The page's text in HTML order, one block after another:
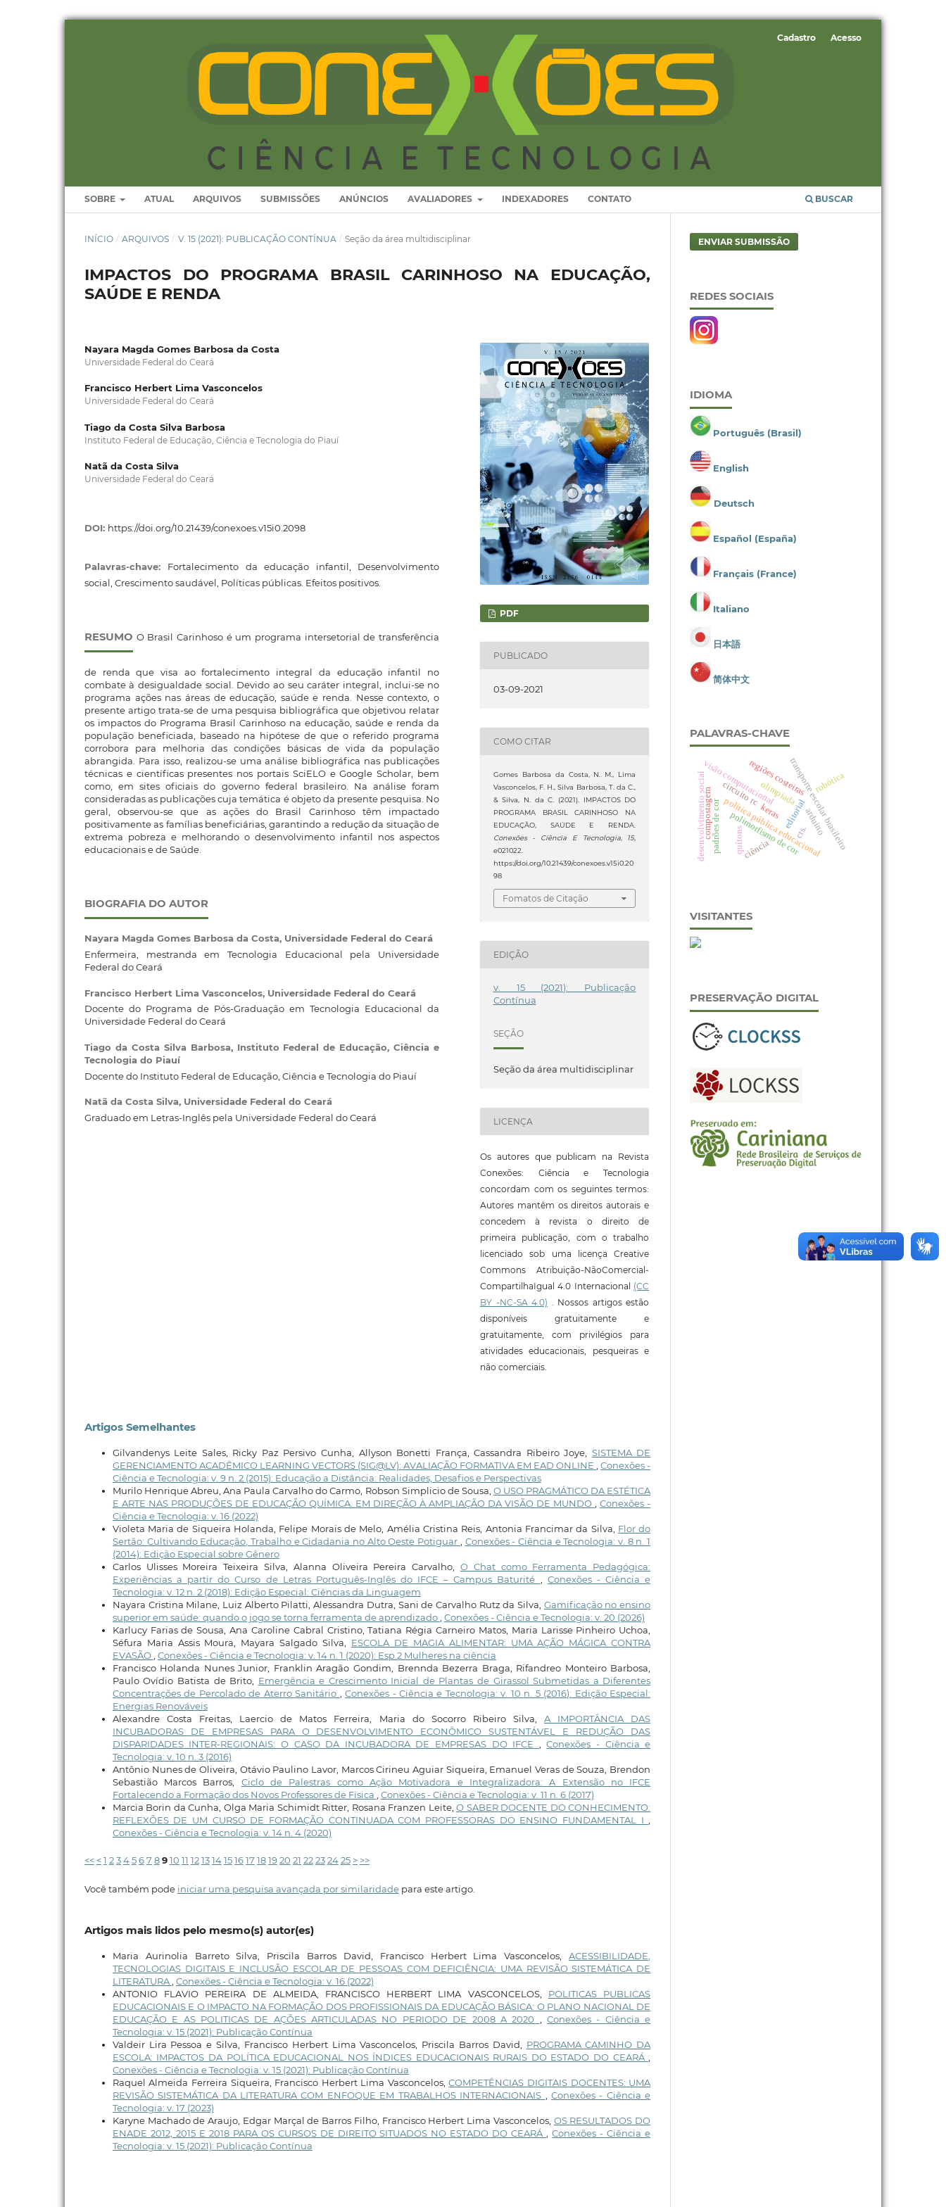
SOBRE ATUAL ARQUIVOS SUBMISSÕES ANÚNCIOS AVALIADORES INDEXADORES CONTATO BUSCAR
Cadastro Acesso
INÍCIO / ARQUIVOS / V. 15 (2021): PUBLICAÇÃO CONTÍNUA / Seção da área multidisciplinar
IMPACTOS DO PROGRAMA BRASIL CARINHOSO NA EDUCAÇÃO,
SAÚDE E RENDA
Nayara Magda Gomes Barbosa da Costa
Universidade Federal do Ceará
Francisco Herbert Lima Vasconcelos
Universidade Federal do Ceará
Tiago da Costa Silva Barbosa
Instituto Federal de Educação, Ciência e Tecnologia do Piauí
Natã da Costa Silva
Universidade Federal do Ceará
DOI: https://doi.org/10.21439/conexoes.v15i0.2098
Palavras-chave: Fortalecimento da educação infantil, Desenvolvimento
social, Crescimento saudável, Políticas públicas. Efeitos positivos.
RESUMO O Brasil Carinhoso é um programa intersetorial de transferência
de renda que visa ao fortalecimento integral da educação infantil no
combate à desigualdade social. Devido ao seu caráter integral, inclui-se no
programa ações nas áreas de educação, saúde e renda. Nesse contexto, o
presente artigo trata-se de uma pesquisa bibliográfica que objetivou relatar
os impactos do Programa Brasil Carinhoso na educação, saúde e renda da
população beneficiada, baseado na hipótese de que o referido programa
corrobora para melhoria das condições básicas de vida da população
abrangida. Para isso, realizou-se uma análise bibliográfica nas publicações
técnicas e científicas presentes nos portais SciELO e Google Scholar, bem
como, em sites oficiais do governo federal brasileiro. Na análise foram
consideradas as publicações cuja temática é objeto da presente pesquisa. No
geral, observou-se que as ações do Brasil Carinhoso têm impactado
positivamente as famílias beneficiárias, garantindo a redução da situação de
extrema pobreza e melhorando o desenvolvimento infantil nos aspectos
educacionais e de Saúde.
BIOGRAFIA DO AUTOR
Nayara Magda Gomes Barbosa da Costa, Universidade Federal do Ceará
Enfermeira, mestranda em Tecnologia Educacional pela Universidade
Federal do Ceará
Francisco Herbert Lima Vasconcelos, Universidade Federal do Ceará
Docente do Programa de Pós-Graduação em Tecnologia Educacional da
Universidade Federal do Ceará
Tiago da Costa Silva Barbosa, Instituto Federal de Educação, Ciência e
Tecnologia do Piauí
Docente do Instituto Federal de Educação, Ciência e Tecnologia do Piauí
Natã da Costa Silva, Universidade Federal do Ceará
Graduado em Letras-Inglês pela Universidade Federal do Ceará
PDF
PUBLICADO
03-09-2021
COMO CITAR
Gomes Barbosa da Costa, N. M., Lima
Vasconcelos, F. H., Silva Barbosa, T. da C.,
& Silva, N. da C. (2021). IMPACTOS DO
PROGRAMA BRASIL CARINHOSO NA
EDUCAÇÃO, SAÚDE E RENDA.
Conexões - Ciência E Tecnologia, 15,
e021022.
https://doi.org/10.21439/conexoes.v15i0.20
98
Fomatos de Citação
EDIÇÃO
v. 15 (2021): Publicação
Contínua
SEÇÃO
Seção da área multidisciplinar
LICENÇA
Os autores que publicam na Revista
Conexões: Ciência e Tecnologia
concordam com os seguintes termos:
Autores mantêm os direitos autorais e
concedem à revista o direito de
primeira publicação, com o trabalho
licenciado sob uma licença Creative
Commons Atribuição-NãoComercial-
CompartilhaIgual 4.0 Internacional (CC
BY -NC-SA 4.0) . Nossos artigos estão
disponíveis gratuitamente e
gratuitamente, com privilégios para
atividades educacionais, pesqueiras e
não comerciais.
Artigos Semelhantes
Gilvandenys Leite Sales, Ricky Paz Persivo Cunha, Allyson Bonetti França, Cassandra Ribeiro Joye, SISTEMA DE
GERENCIAMENTO ACADÊMICO LEARNING VECTORS (SIG@LV): AVALIAÇÃO FORMATIVA EM EAD ONLINE,Conexões -
Ciência e Tecnologia: v. 9 n. 2 (2015): Educação a Distância: Realidades, Desafios e Perspectivas
Murilo Henrique Abreu, Ana Paula Carvalho do Carmo, Robson Simplicio de Sousa, O USO PRAGMÁTICO DA ESTÉTICA
E ARTE NAS PRODUÇÕES DE EDUCAÇÃO QUÍMICA: EM DIREÇÃO À AMPLIAÇÃO DA VISÃO DE MUNDO,Conexões -
Ciência e Tecnologia: v. 16 (2022)
Violeta Maria de Siqueira Holanda, Felipe Morais de Melo, Amélia Cristina Reis, Antonia Francimar da Silva, Flor do
Sertão: Cultivando Educação, Trabalho e Cidadania no Alto Oeste Potiguar , Conexões - Ciência e Tecnologia: v. 8 n. 1
(2014): Edição Especial sobre Gênero
Carlos Ulisses Moreira Teixeira Silva, Alanna Oliveira Pereira Carvalho, O Chat como Ferramenta Pedagógica:
Experiências a partir do Curso de Letras Português-Inglês do IFCE – Campus Baturité , Conexões - Ciência e
Tecnologia: v. 12 n. 2 (2018): Edição Especial: Ciências da Linguagem
Nayara Cristina Milane, Luiz Alberto Pilatti, Alessandra Dutra, Sani de Carvalho Rutz da Silva, Gamificação no ensino
superior em saúde: quando o jogo se torna ferramenta de aprendizado, Conexões - Ciência e Tecnologia: v. 20 (2026)
Karlucy Farias de Sousa, Ana Caroline Cabral Cristino, Tatiana Régia Carneiro Matos, Maria Larisse Pinheiro Uchoa,
Séfura Maria Assis Moura, Mayara Salgado Silva, ESCOLA DE MAGIA ALIMENTAR: UMA AÇÃO MÁGICA CONTRA
EVASÃO, Conexões - Ciência e Tecnologia: v. 14 n. 1 (2020): Esp.2 Mulheres na ciência
Francisco Holanda Nunes Junior, Franklin Aragão Gondim, Brennda Bezerra Braga, Rifandreo Monteiro Barbosa,
Paulo Ovídio Batista de Brito, Emergência e Crescimento Inicial de Plantas de Girassol Submetidas a Diferentes
Concentrações de Percolado de Aterro Sanitário ,Conexões - Ciência e Tecnologia: v. 10 n. 5 (2016): Edição Especial:
Energias Renováveis
Alexandre Costa Freitas, Laercio de Matos Ferreira, Maria do Socorro Ribeiro Silva, A IMPORTÂNCIA DAS
INCUBADORAS DE EMPRESAS PARA O DESENVOLVIMENTO ECONÔMICO SUSTENTÁVEL E REDUÇÃO DAS
DISPARIDADES INTER-REGIONAIS: O CASO DA INCUBADORA DE EMPRESAS DO IFCE ,Conexões - Ciência e
Tecnologia: v. 10 n. 3 (2016)
Antônio Nunes de Oliveira, Otávio Paulino Lavor, Marcos Cirineu Aguiar Siqueira, Emanuel Veras de Souza, Brendon
Sebastião Marcos Barros, Ciclo de Palestras como Ação Motivadora e Integralizadora: A Extensão no IFCE
Fortalecendo a Formação dos Novos Professores de Física , Conexões - Ciência e Tecnologia: v. 11 n. 6 (2017)
Marcia Borin da Cunha, Olga Maria Schimidt Ritter, Rosana Franzen Leite,O SABER DOCENTE DO CONHECIMENTO:
REFLEXÕES DE UM CURSO DE FORMAÇÃO CONTINUADA COM PROFESSORAS DO ENSINO FUNDAMENTAL I,
Conexões - Ciência e Tecnologia: v. 14 n. 4 (2020)
<< <1 234567 8910 11 121314151617 181920 21 22232425 > >>
Você também pode iniciar uma pesquisa avançada por similaridadepara este artigo.
Artigos mais lidos pelo mesmo(s) autor(es)
Maria Aurinolia Barreto Silva, Priscila Barros David, Francisco Herbert Lima Vasconcelos,ACESSIBILIDADE,
TECNOLOGIAS DIGITAIS E INCLUSÃO ESCOLAR DE PESSOAS COM DEFICIÊNCIA: UMA REVISÃO SISTEMÁTICA DE
LITERATURA, Conexões - Ciência e Tecnologia: v. 16 (2022)
ANTONIO FLAVIO PEREIRA DE ALMEIDA, FRANCISCO HERBERT LIMA VASCONCELOS, POLITICAS PUBLICAS
EDUCACIONAIS E O IMPACTO NA FORMAÇÃO DOS PROFISSIONAIS DA EDUCAÇÃO BÁSICA: O PLANO NACIONAL DE
EDUCAÇÃO E AS POLITICAS DE AÇÕES ARTICULADAS NO PERIODO DE 2008 A 2020 ,Conexões - Ciência e
Tecnologia: v. 15 (2021): Publicação Contínua
Valdeir Lira Pessoa e Silva, Francisco Herbert Lima Vasconcelos, Priscila Barros David, PROGRAMA CAMINHO DA
ESCOLA: IMPACTOS DA POLÍTICA EDUCACIONAL NOS ÍNDICES EDUCACIONAIS RURAIS DO ESTADO DO CEARÁ,
Conexões - Ciência e Tecnologia: v. 15 (2021): Publicação Contínua
Raquel Almeida Ferreira Siqueira, Francisco Herbert Lima Vasconcelos,COMPETÊNCIAS DIGITAIS DOCENTES: UMA
REVISÃO SISTEMÁTICA DA LITERATURA COM ENFOQUE EM TRABALHOS INTERNACIONAIS , Conexões - Ciência e
Tecnologia: v. 17 (2023)
Karyne Machado de Araujo, Edgar Marçal de Barros Filho, Francisco Herbert Lima Vasconcelos, OS RESULTADOS DO
ENADE 2012, 2015 E 2018 PARA OS CURSOS DE DIREITO SITUADOS NO ESTADO DO CEARÁ,Conexões - Ciência e
Tecnologia: v. 15 (2021): Publicação Contínua
ENVIAR SUBMISSÃO
REDES SOCIAIS
IDIOMA
Português (Brasil)
English
Deutsch
Español (España)
Français (France)
Italiano
日本語
简体中文
PALAVRAS-CHAVE
editorial
olimpíada
política pública educacional
transporte escolar brasileiro
padrões de cor polimorfismo de cor
quítons
regiões costeiras robótica
visão computacional
keras
desenvolvimento social cts.
compostagem
ciência
arduino
circuito rc
VISITANTES
PRESERVAÇÃO DIGITAL